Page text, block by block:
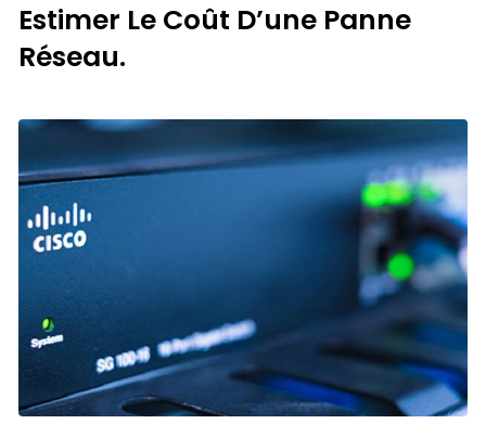
Estimer Le Coût D’une Panne
Réseau.